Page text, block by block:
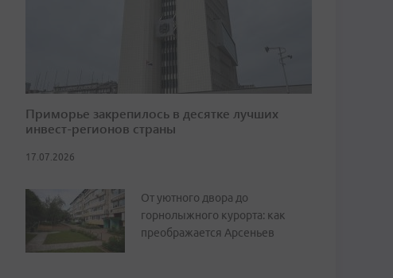
Приморье закрепилось в десятке лучших
инвест-регионов страны
17.07.2026
От уютного двора до
горнолыжного курорта: как
преображается Арсеньев